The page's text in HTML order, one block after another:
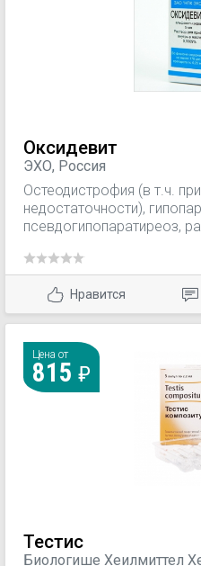
Оксидевит
ЭХО, Россия
Остеодистрофия (в т.ч.
недостаточности),
псевдогипопаратиреоз,
постменопаузный,
ацидоз, синдром Фанкони
ацидоз с
адипозогенитальной
Нравится
Цена от
815
Тестис
Биологише Хеилмиттел